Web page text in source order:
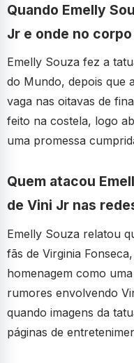
Quando Emelly
Jr e onde no
Emelly Souza fez a
do Mundo, depois que
vaga nas oitavas de
feito na costela, logo
uma promessa
Quem atacou
de Vini Jr nas
Emelly Souza relatou
fãs de Virginia
homenagem como
rumores envolvendo
quando imagens da
páginas de